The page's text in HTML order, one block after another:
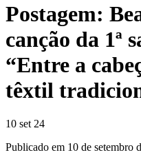
Postagem:
canção da 1ª
“Entre a
têxtil
10 set 24
Publicado em 10 de setembro